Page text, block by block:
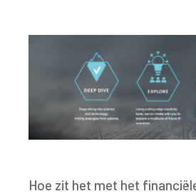
Hoe zit het met het